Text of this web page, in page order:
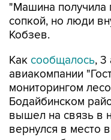
"Машина получила
сопкой, но люди
Кобзев.
Как сообщалось, 3
авиакомпании
мониторингом
Бодайбинском
вышел на связь в
вернулся в место